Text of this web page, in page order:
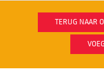
TERUG NAAR